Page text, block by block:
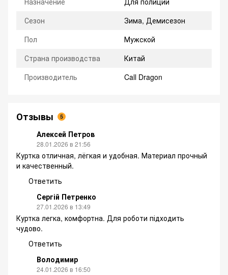
Сезон
Зима, Демисезон
Пол
Мужской
Страна производства
Китай
Производитель
Call Dragon
Отзывы 5
Алексей Петров
28.01.2026 в 21:56
Куртка отличная, лёгкая и удобная. Материал прочный
и качественный.
Ответить
Сергій Петренко
27.01.2026 в 13:49
Куртка легка, комфортна. Для роботи підходить
чудово.
Ответить
Володимир
24.01.2026 в 16:50